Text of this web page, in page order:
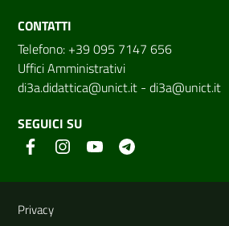
CONTATTI
Telefono: +39 095 7147 656
Uffici Amministrativi
di3a.didattica@unict.it - di3a@unict.it
SEGUICI SU
Link e informazioni utili
Privacy